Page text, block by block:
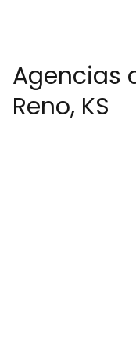
Agencias
Reno, KS